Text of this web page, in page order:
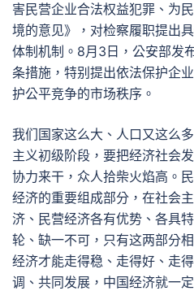
害民营企业合法权益犯罪、为
境的意见》，对检察履职提出
体制机制。8月3日，公安部发
条措施，特别提出依法保护企
护公平竞争的市场秩序。
我们国家这么大、人口又这么
主义初级阶段，要把经济社会
协力来干，众人拾柴火焰高。
经济的重要组成部分，在社会
济、民营经济各有优势、各具
轮、缺一不可，只有这两部分
经济才能走得稳、走得好、走
调、共同发展，中国经济就一